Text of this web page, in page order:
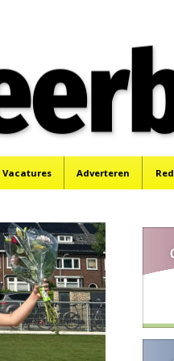
Vacatures Adverteren